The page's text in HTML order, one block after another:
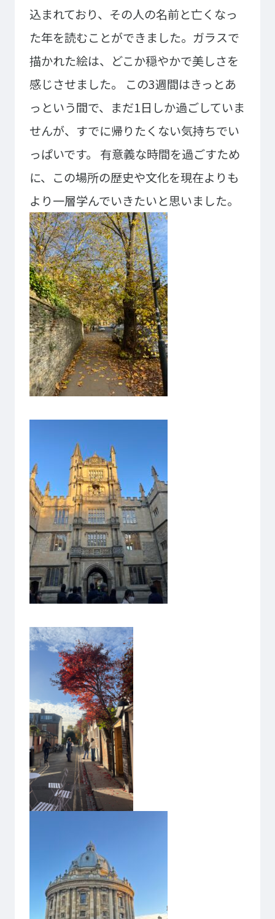
NEWS&TOPICS
プライバシーポリシー サイトマップ
Copyright © Technos College. All Rights Reserved.
込まれており、その人の名前と亡くなっ
た年を読むことができました。ガラスで
描かれた絵は、どこか穏やかで美しさを
感じさせました。
この3週間はきっとあ
っという間で、まだ1日しか過ごしていま
せんが、すでに帰りたくない気持ちでい
っぱいです。
有意義な時間を過ごすため
に、この場所の歴史や文化を現在よりも
より一層学んでいきたいと思いました。